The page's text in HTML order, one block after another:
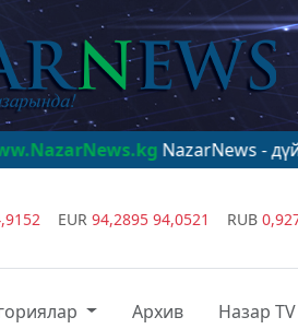
NazarNews - дүйнө
EUR 94,2895 94,0521 RUB
Архив Назар TV